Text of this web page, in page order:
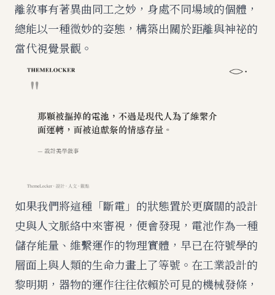
離敘事有著異曲同工之妙，身處不同場域的個體，
總能以一種微妙的姿態，構築出關於距離與神祕的
當代視覺景觀。
如果我們將這種「斷電」的狀態置於更廣闊的設計
史與人文脈絡中來審視，便會發現，電池作為一種
儲存能量、維繫運作的物理實體，早已在符號學的
層面上與人類的生命力畫上了等號。在工業設計的
黎明期，器物的運作往往依賴於可見的機械發條，